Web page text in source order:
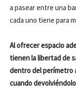
a pasear entre una
cada uno tiene para
Al ofrecer espacio
tienen la libertad de
dentro del perímetro
cuando